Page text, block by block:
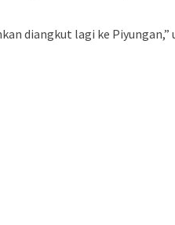
diangkut lagi ke Piyungan,”